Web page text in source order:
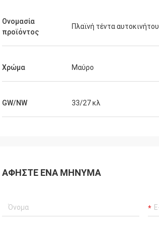
Ονομασία
προϊόντος
Πλαϊνή τέντα αυτοκινήτου
Χρώμα Μαύρο
GW/NW 33/27 κλ
ΑΦΉΣΤΕ ΈΝΑ ΜΉΝΥΜΑ